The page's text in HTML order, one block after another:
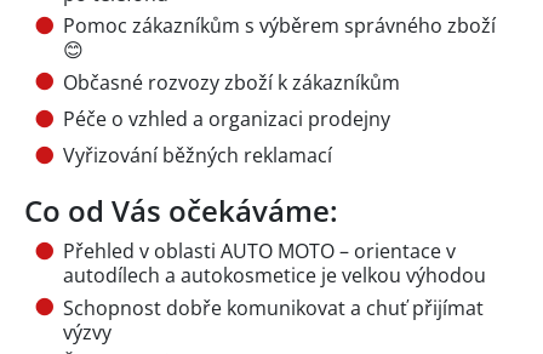
Pomoc zákazníkům s výběrem správného zboží
😊
Občasné rozvozy zboží k zákazníkům
Péče o vzhled a organizaci prodejny
Vyřizování běžných reklamací
Co od Vás očekáváme:
Přehled v oblasti AUTO MOTO – orientace v
autodílech a autokosmetice je velkou výhodou
Schopnost dobře komunikovat a chuť přijímat
výzvy